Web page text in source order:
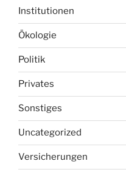
Institutionen
Ökologie
Politik
Privates
Sonstiges
Uncategorized
Versicherungen